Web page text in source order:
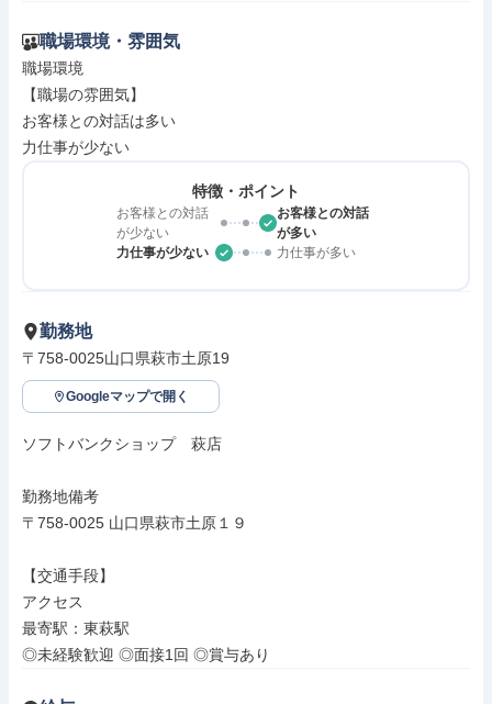
職場環境・雰囲気
職場環境
【職場の雰囲気】
お客様との対話は多い
力仕事が少ない
特徴・ポイント
お客様との対話
が少ない
お客様との対話
が多い
力仕事が少ない
力仕事が多い
勤務地
〒758-0025山口県萩市土原19
Googleマップで開く
ソフトバンクショップ　萩店
勤務地備考
〒758-0025 山口県萩市土原１９
【交通手段】
アクセス
最寄駅：東萩駅
◎未経験歓迎 ◎面接1回 ◎賞与あり